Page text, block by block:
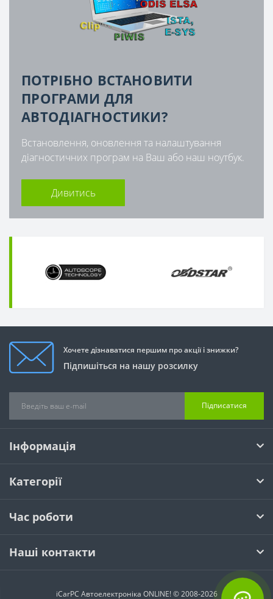
ПОТРІБНО ВСТАНОВИТИ
ПРОГРАМИ ДЛЯ
АВТОДІАГНОСТИКИ?
Встановлення, оновлення та налаштування
діагностичних програм на Ваш або наш ноутбук.
Дивитись
Хочете дізнаватися першим про акції і знижки?
Підпишіться на нашу розсилку
Підписатися
Інформація
Категорії
Час роботи
Наші контакти
iCarPC Автоелектроніка ONLINE! © 2008-2026